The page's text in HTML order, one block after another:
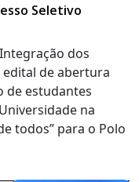
Seletivo
dos
edital de abertura
de estudantes
na
todos” para o Polo